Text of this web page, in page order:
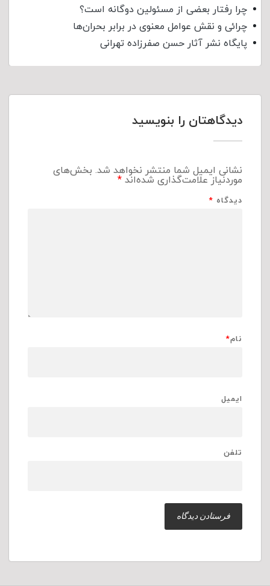
چرا رفتار بعضی از مسئولین دوگانه است؟
چرائی و نقش عوامل معنوی در برابر بحران‌ها
پایگاه نشر آثار حسن صفرزاده تهرانی
دیدگاهتان را بنویسید
نشانی ایمیل شما منتشر نخواهد شد. بخش‌های
موردنیاز علامت‌گذاری شده‌اند*
دیدگاه *
نام*
ایمیل
تلفن